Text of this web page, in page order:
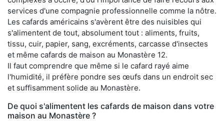
services d'une compagnie professionnelle comme la nôtre.
Les cafards américains s'avèrent être des nuisibles qui
s'alimentent de tout, absolument tout : aliments, fruits,
tissu, cuir, papier, sang, excréments, carcasse d'insectes
et même cafards de maison au Monastère 12.
Il faut comprendre que même si le cafard rayé aime
l'humidité, il préfère pondre ses œufs dans un endroit sec
et suffisamment solide au Monastère.
De quoi s'alimentent les cafards de maison dans votre
maison au Monastère ?